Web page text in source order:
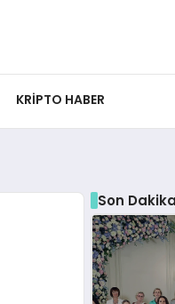
KRIPTO HABER
Son Dakika